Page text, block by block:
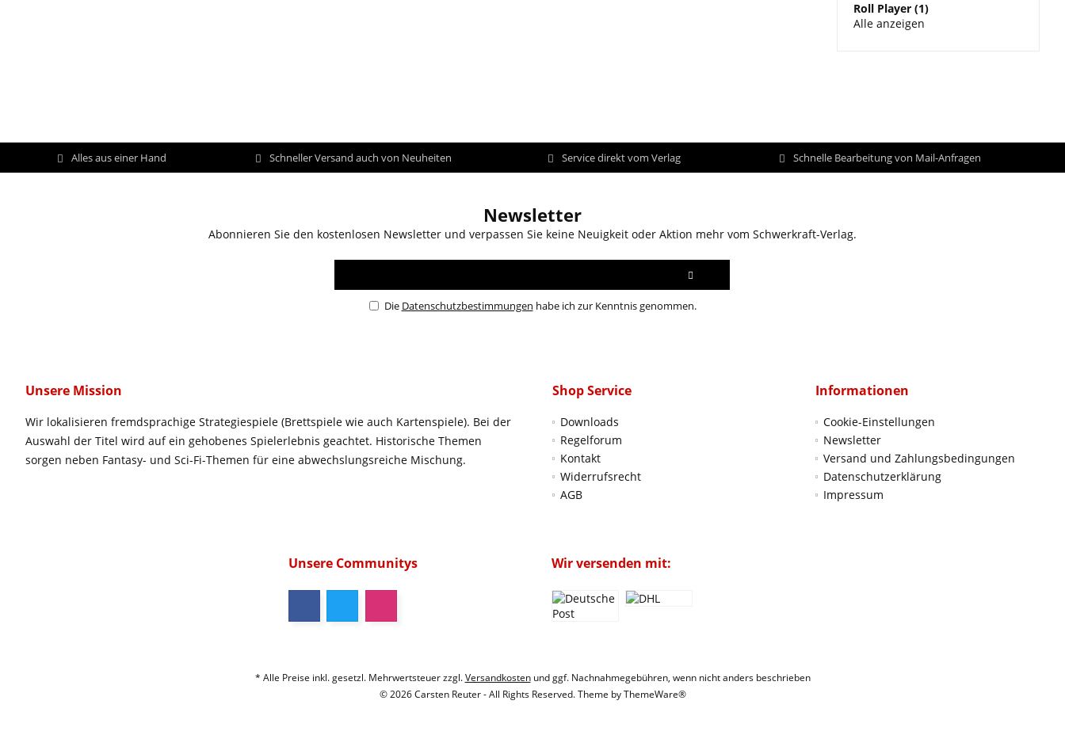
Roll Player (1)
Alle anzeigen
Alles aus einer Hand Schneller Versand auch von Neuheiten Service direkt vom Verlag Schnelle Bearbeitung von Mail-Anfragen
Newsletter
Abonnieren Sie den kostenlosen Newsletter und verpassen Sie keine Neuigkeit oder Aktion mehr vom Schwerkraft-Verlag.
Die Datenschutzbestimmungen habe ich zur Kenntnis genommen.
Unsere Mission
Wir lokalisieren fremdsprachige Strategiespiele (Brettspiele wie auch Kartenspiele). Bei der
Auswahl der Titel wird auf ein gehobenes Spielerlebnis geachtet. Historische Themen
sorgen neben Fantasy- und Sci-Fi-Themen für eine abwechslungsreiche Mischung.
Shop Service
Downloads
Regelforum
Kontakt
Widerrufsrecht
AGB
Informationen
Cookie-Einstellungen
Newsletter
Versand und Zahlungsbedingungen
Datenschutzerklärung
Impressum
Unsere Communitys Wir versenden mit:
* Alle Preise inkl. gesetzl. Mehrwertsteuer zzgl.Versandkostenund ggf. Nachnahmegebühren, wenn nicht anders beschrieben
© 2026 Carsten Reuter - All Rights Reserved. Theme byThemeWare®